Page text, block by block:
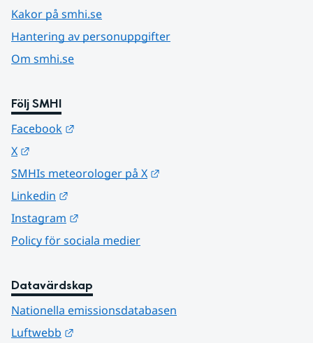
Kakor på smhi.se
Hantering av personuppgifter
Om smhi.se
Följ SMHI
Facebook
X
SMHIs meteorologer på X
Linkedin
Instagram
Policy för sociala medier
Datavärdskap
Nationella emissionsdatabasen
Luftwebb